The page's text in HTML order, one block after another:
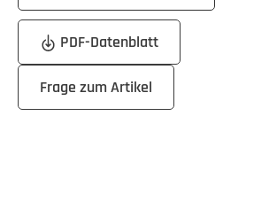
PDF-Datenblatt
Frage zum Artikel